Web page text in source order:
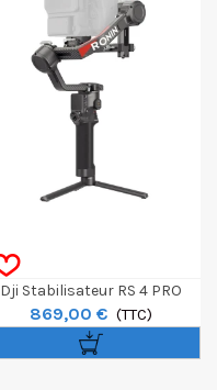
Dji Stabilisateur RS 4 PRO
869,00 € (TTC)